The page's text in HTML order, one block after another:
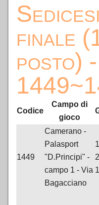
finale
posto)
Codice
Campo di
gioco
1449
Camerano -
Palasport
"D.Principi" -
campo 1 - Via
Bagacciano